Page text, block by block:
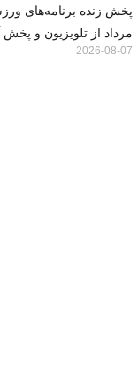
مرداد از تلویزیون و پخش
2026-08-07